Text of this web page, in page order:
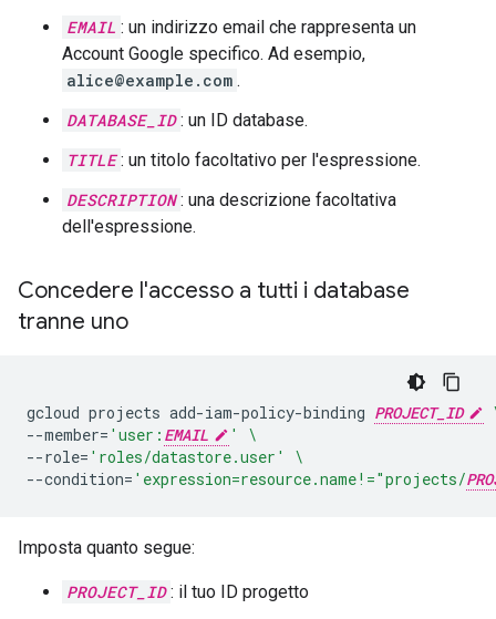
EMAIL : un indirizzo email che rappresenta un
Account Google specifico. Ad esempio,
alice@example.com .
DATABASE_ID : un ID database.
TITLE : un titolo facoltativo per l'espressione.
DESCRIPTION : una descrizione facoltativa
dell'espressione.
Concedere l'accesso a tutti i database
tranne uno
gcloud projects add-iam-policy-binding PROJECT_ID
--member= 'user: EMAIL '
\
--role= 'roles/datastore.user'
\
--condition= 'expression=resource.name!="projects/
Imposta quanto segue:
PROJECT_ID : il tuo ID progetto